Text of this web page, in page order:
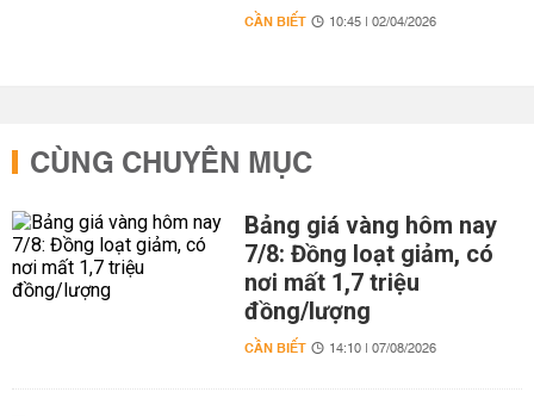
CẦN BIẾT 10:45 | 02/04/2026
CÙNG CHUYÊN MỤC
Bảng giá vàng hôm nay
7/8: Đồng loạt giảm, có
nơi mất 1,7 triệu
đồng/lượng
CẦN BIẾT 14:10 | 07/08/2026